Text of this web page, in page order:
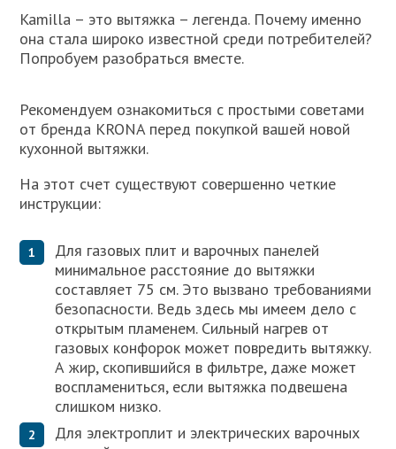
Kamilla – это вытяжка – легенда. Почему именно
она стала широко известной среди потребителей?
Попробуем разобраться вместе.
Рекомендуем ознакомиться с простыми советами
от бренда KRONA перед покупкой вашей новой
кухонной вытяжки.
На этот счет существуют совершенно четкие
инструкции:
Для газовых плит и варочных панелей
минимальное расстояние до вытяжки
составляет 75 см. Это вызвано требованиями
безопасности. Ведь здесь мы имеем дело с
открытым пламенем. Сильный нагрев от
газовых конфорок может повредить вытяжку.
А жир, скопившийся в фильтре, даже может
воспламениться, если вытяжка подвешена
слишком низко.
Для электроплит и электрических варочных